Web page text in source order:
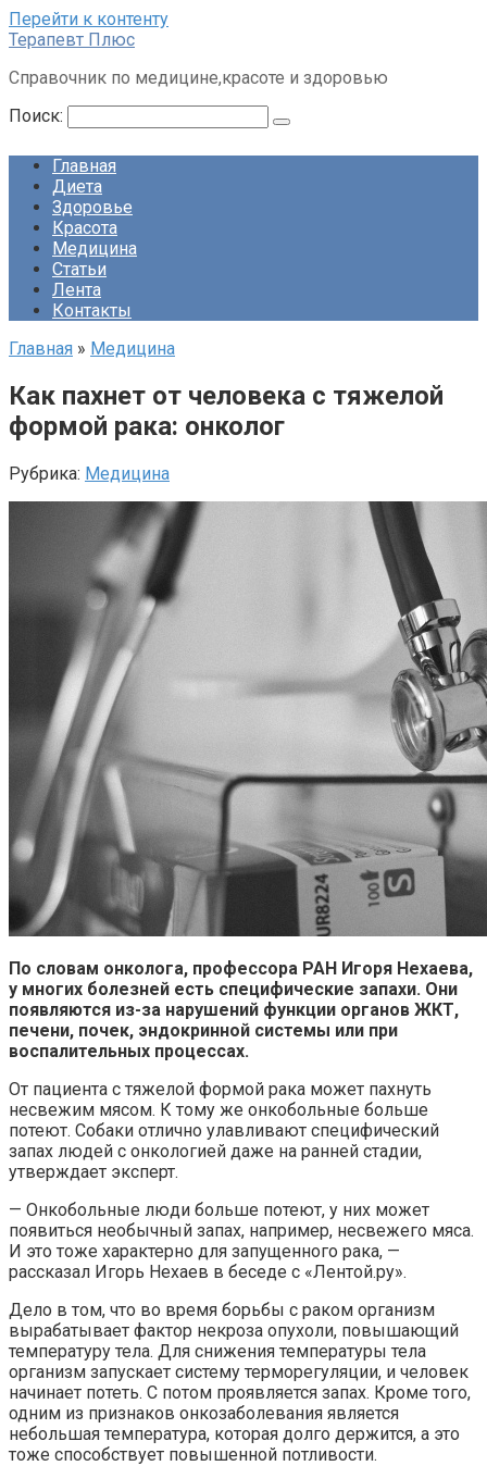
Перейти к контенту
Терапевт Плюс
Справочник по медицине,красоте и здоровью
Поиск:
Главная
Диета
Здоровье
Красота
Медицина
Статьи
Лента
Контакты
Главная » Медицина
Как пахнет от человека с тяжелой
формой рака: онколог
Рубрика: Медицина
По словам онколога, профессора РАН Игоря Нехаева,
у многих болезней есть специфические запахи. Они
появляются из-за нарушений функции органов ЖКТ,
печени, почек, эндокринной системы или при
воспалительных процессах.
От пациента с тяжелой формой рака может пахнуть
несвежим мясом. К тому же онкобольные больше
потеют. Собаки отлично улавливают специфический
запах людей с онкологией даже на ранней стадии,
утверждает эксперт.
— Онкобольные люди больше потеют, у них может
появиться необычный запах, например, несвежего мяса.
И это тоже характерно для запущенного рака, —
рассказал Игорь Нехаев в беседе с «Лентой.ру».
Дело в том, что во время борьбы с раком организм
вырабатывает фактор некроза опухоли, повышающий
температуру тела. Для снижения температуры тела
организм запускает систему терморегуляции, и человек
начинает потеть. С потом проявляется запах. Кроме того,
одним из признаков онкозаболевания является
небольшая температура, которая долго держится, а это
тоже способствует повышенной потливости.